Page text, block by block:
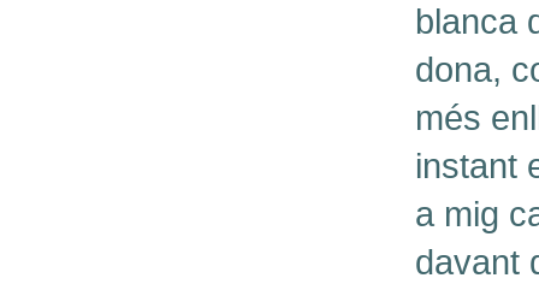
blanca
dona,
més
instant
a mig
davant